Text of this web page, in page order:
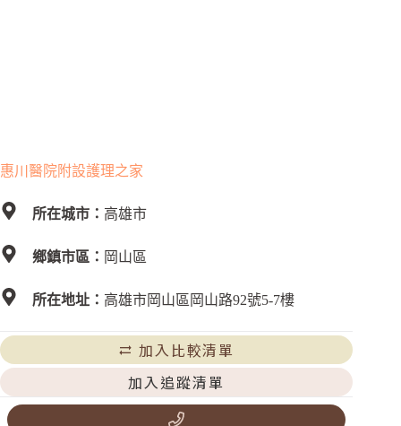
惠川醫院附設護理之家
所在城市： 高雄市
鄉鎮市區： 岡山區
所在地址： 高雄市岡山區岡山路92號5-7樓
加入比較清單
加入追蹤清單